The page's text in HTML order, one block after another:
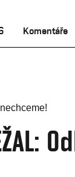
Komentáře